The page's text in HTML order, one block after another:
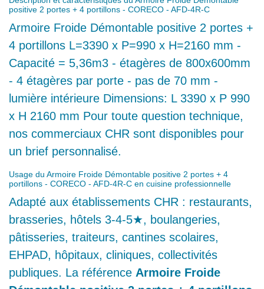
Description et caractéristiques du Armoire Froide
Démontable positive 2 portes + 4 portillons - CORECO -
Armoire Froide Démontable positive 2
portes + 4 portillons L=3390 x P=990 x
H=2160 mm - Capacité = 5,36m3 -
étagères de 800x600mm - 4 étagères
par porte - pas de 70 mm - lumière
intérieure Dimensions: L 3390 x P 990 x H
2160 mm Pour toute question technique,
nos commerciaux CHR sont disponibles
pour un brief personnalisé.
Usage du Armoire Froide Démontable positive 2 portes + 4
portillons - CORECO - AFD-4R-C en cuisine professionnelle
Adapté aux établissements CHR :
restaurants, brasseries, hôtels 3-4-5★,
boulangeries, pâtisseries, traiteurs,